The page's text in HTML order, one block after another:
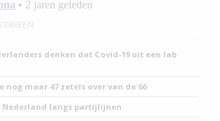
denken dat Covid-19 uit een lab
nog maar 47 zetels over van de 66
Nederland langs partijlijnen